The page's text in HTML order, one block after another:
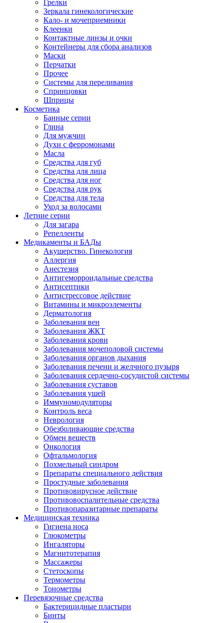
Грелки
Зеркала гинекологические
Кало- и мочеприемники
Клеенки
Контактные линзы и очки
Контейнеры для сбора анализов
Маски
Перчатки
Прочее
Системы для переливания
Спринцовки
Шприцы
Косметика
Банные серии
Глина
Для мужчин
Духи с ферромонами
Масла
Средства для губ
Средства для лица
Средства для ног
Средства для рук
Средства для тела
Уход за волосами
Летние серии
Для загара
Репелленты
Медикаменты и БАДы
Акушерство. Гинекология
Аллергия
Анестезия
Антигеморроидальные средства
Антисептики
Антистрессовое действие
Витамины и микроэлементы
Дерматология
Заболевания вен
Заболевания ЖКТ
Заболевания крови
Заболевания мочеполовой системы
Заболевания органов дыхания
Заболевания печени и желчного пузыря
Заболевания сердечно-сосудистой системы
Заболевания суставов
Заболевания ушей
Иммуномодуляторы
Контроль веса
Неврология
Обезболивающие средства
Обмен веществ
Онкология
Офтальмология
Похмельный синдром
Препараты специального действия
Простудные заболевания
Противовирусное действие
Противовоспалительные средства
Противопаразитарные препараты
Медицинская техника
Гигиена носа
Глюкометры
Ингаляторы
Магнитотерапия
Массажеры
Стетоскопы
Термометры
Тонометры
Перевязочные средства
Бактерицидные пластыри
Бинты